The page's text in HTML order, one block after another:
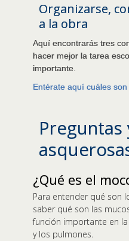
Organizarse,
a la obra
Aquí encontrarás tres
hacer mejor la tarea
importante.
Entérate aquí cuáles son
¿Qué es el
Para entender qué son
saber qué son las
función importante en
y los pulmones.